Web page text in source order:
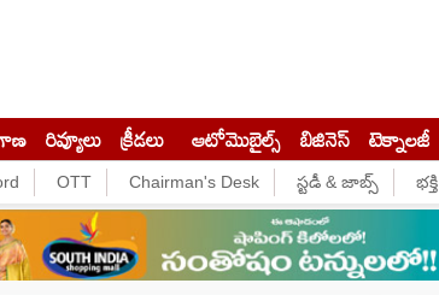
రివ్యూలు క్రీడలు ఆటోమొబైల్స్ బిజినెస్‌ టెక్నాలజీ
OTT Chairman's Desk స్టడీ & జాబ్స్ భక్తి